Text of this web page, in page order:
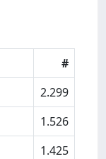
#
2.299
1.526
1.425